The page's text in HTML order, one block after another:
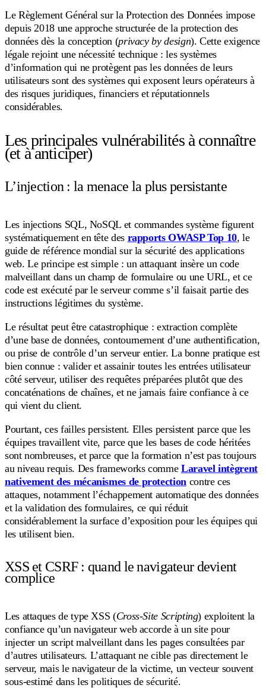
Le Règlement Général sur la Protection des Données impose
depuis 2018 une approche structurée de la protection des
données dès la conception (privacy by design). Cette exigence
légale rejoint une nécessité technique : les systèmes
d’information qui ne protègent pas les données de leurs
utilisateurs sont des systèmes qui exposent leurs opérateurs à
des risques juridiques, financiers et réputationnels
considérables.
Les principales vulnérabilités à connaître
(et à anticiper)
L’injection : la menace la plus persistante
Les injections SQL, NoSQL et commandes système figurent
systématiquement en tête des rapports OWASP Top 10, le
guide de référence mondial sur la sécurité des applications
web. Le principe est simple : un attaquant insère un code
malveillant dans un champ de formulaire ou une URL, et ce
code est exécuté par le serveur comme s’il faisait partie des
instructions légitimes du système.
Le résultat peut être catastrophique : extraction complète
d’une base de données, contournement d’une authentification,
ou prise de contrôle d’un serveur entier. La bonne pratique est
bien connue : valider et assainir toutes les entrées utilisateur
côté serveur, utiliser des requêtes préparées plutôt que des
concaténations de chaînes, et ne jamais faire confiance à ce
qui vient du client.
Pourtant, ces failles persistent. Elles persistent parce que les
équipes travaillent vite, parce que les bases de code héritées
sont nombreuses, et parce que la formation n’est pas toujours
au niveau requis. Des frameworks comme Laravel intègrent
nativement des mécanismes de protection contre ces
attaques, notamment l’échappement automatique des données
et la validation des formulaires, ce qui réduit
considérablement la surface d’exposition pour les équipes qui
les utilisent bien.
XSS et CSRF : quand le navigateur devient
complice
Les attaques de type XSS (Cross-Site Scripting) exploitent la
confiance qu’un navigateur web accorde à un site pour
injecter un script malveillant dans les pages consultées par
d’autres utilisateurs. L’attaquant ne cible pas directement le
serveur, mais le navigateur de la victime, un vecteur souvent
sous-estimé dans les politiques de sécurité.